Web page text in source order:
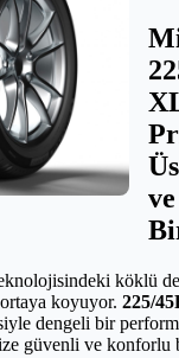
köklü
koyuyor. 225/
dengeli bir
güvenli ve konforlu